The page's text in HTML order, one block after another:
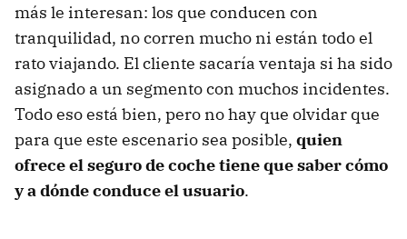
más le interesan: los que conducen con
tranquilidad, no corren mucho ni están todo el
rato viajando. El cliente sacaría ventaja si ha sido
asignado a un segmento con muchos incidentes.
Todo eso está bien, pero no hay que olvidar que
para que este escenario sea posible, quien
ofrece el seguro de coche tiene que saber cómo
y a dónde conduce el usuario.